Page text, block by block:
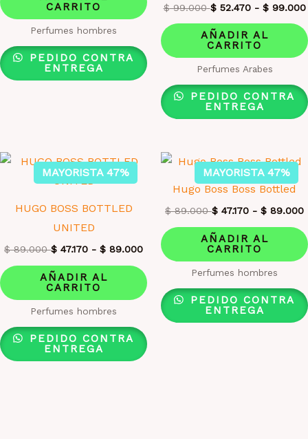
CARRITO
Perfumes hombres
PEDIDO CONTRA
ENTREGA
$99.000 $52.470- $99.000
AÑADIR AL
CARRITO
Perfumes Arabes
PEDIDO CONTRA
ENTREGA
MAYORISTA 47%
HUGO BOSS BOTTLED
UNITED
$89.000 $ 47.170 - $ 89.000
AÑADIR AL
CARRITO
Perfumes hombres
PEDIDO CONTRA
ENTREGA
MAYORISTA 47%
Hugo Boss Boss Bottled
$89.000 $ 47.170 - $ 89.000
AÑADIR AL
CARRITO
Perfumes hombres
PEDIDO CONTRA
ENTREGA